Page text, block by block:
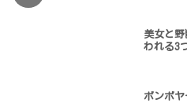
美女と
われる3
ボンボ